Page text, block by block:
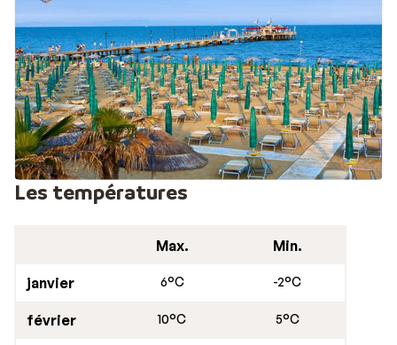
Les températures
Max. Min.
janvier 6°C -2°C
février 10°C 5°C